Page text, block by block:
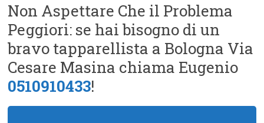
Non Aspettare Che il Problema
Peggiori: se hai bisogno di un
bravo tapparellista a Bologna Via
Cesare Masina chiama Eugenio
0510910433!